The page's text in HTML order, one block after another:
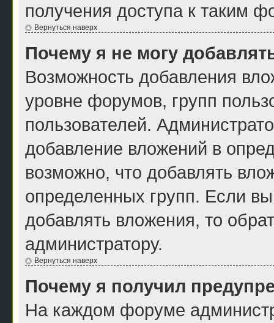
получения доступа к таким
Вернуться наверх
Почему я не могу
Возможность добавления
уровне форумов, групп
пользователей.
добавление вложений в
возможно, что добавлять
определенных групп. Если
добавлять вложения, то
администратору.
Вернуться наверх
Почему я получил
На каждом форуме